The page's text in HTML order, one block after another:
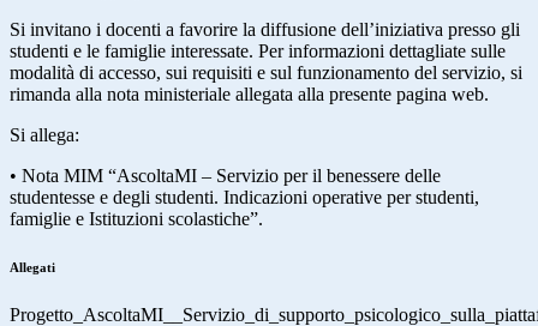
Si invitano i docenti a favorire la diffusione dell’iniziativa presso gli
studenti e le famiglie interessate. Per informazioni dettagliate sulle
modalità di accesso, sui requisiti e sul funzionamento del servizio, si
rimanda alla nota ministeriale allegata alla presente pagina web.
Si allega:
• Nota MIM “AscoltaMI – Servizio per il benessere delle
studentesse e degli studenti. Indicazioni operative per studenti,
famiglie e Istituzioni scolastiche”.
Allegati